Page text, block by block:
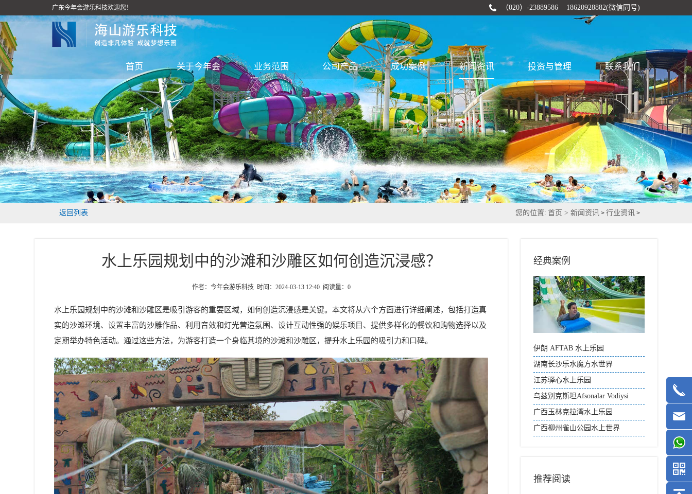
广东今年会游乐科技欢迎您！ （020）-23889586 18620928882(微信同号)
首页 关于今年会 业务范围 公司产品 成功案例 新闻资讯 投资与管理 联系我们
返回列表 您的位置: 首页 >新闻资讯 >行业资讯 >
水上乐园规划中的沙滩和沙雕区如何创造沉浸感？
作者：今年会游乐科技 时间：2024-03-13 12:40 阅读量： 0
水上乐园规划 中的沙滩和沙雕区是吸引游客的重要区域，如何创造沉浸感是关键。本文将从六个方面进行详细阐述，包括打造真
实的沙滩环境、设置丰富的沙雕作品、利用音效和灯光营造氛围、设计互动性强的娱乐项目、提供多样化的餐饮和购物选择以及
定期举办特色活动。通过这些方法，为游客打造一个身临其境的沙滩和沙雕区，提升水上乐园的吸引力和口碑。
经典案例
伊朗 AFTAB 水上乐园
湖南长沙乐水魔方水世界
江苏驿心水上乐园
乌兹别克斯坦Afsonalar Vodiysi
Aqua Park
广西玉林克拉湾水上乐园
广西柳州雀山公园水上世界
推荐阅读